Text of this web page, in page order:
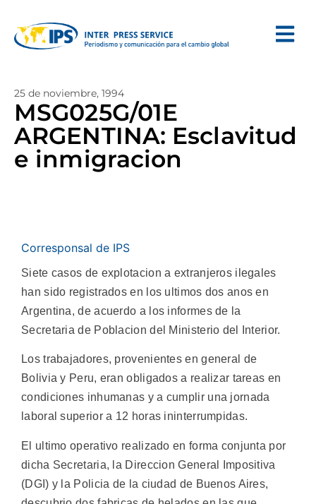
25 de noviembre, 1994
MSG025G/01E
ARGENTINA: Esclavitud
e inmigracion
Corresponsal de IPS
Siete casos de explotacion a extranjeros ilegales
han sido registrados en los ultimos dos anos en
Argentina, de acuerdo a los informes de la
Secretaria de Poblacion del Ministerio del Interior.
Los trabajadores, provenientes en general de
Bolivia y Peru, eran obligados a realizar tareas en
condiciones inhumanas y a cumplir una jornada
laboral superior a 12 horas ininterrumpidas.
El ultimo operativo realizado en forma conjunta por
dicha Secretaria, la Direccion General Impositiva
(DGI) y la Policia de la ciudad de Buenos Aires,